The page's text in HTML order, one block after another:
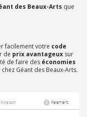
des Beaux-Arts que
facilement votre code
de prix avantageux sur
de faire des économies
Géant des Beaux-Arts.